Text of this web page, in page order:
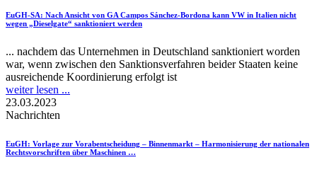
EuGH-SA: Nach Ansicht von GA Campos Sánchez-Bordona kann VW in Italien nicht
wegen „Dieselgate“ sanktioniert werden
... nachdem das Unternehmen in Deutschland sanktioniert worden
war, wenn zwischen den Sanktionsverfahren beider Staaten keine
ausreichende Koordinierung erfolgt ist
weiter lesen ...
23.03.2023
Nachrichten
EuGH: Vorlage zur Vorabentscheidung – Binnenmarkt – Harmonisierung der nationalen
Rechtsvorschriften über Maschinen …